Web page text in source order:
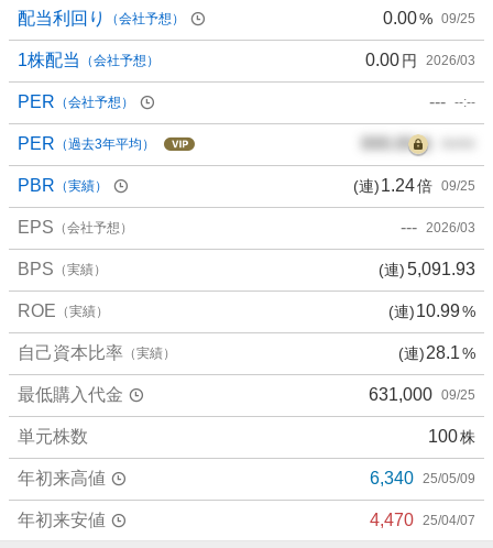
配当利回り （会社予想） 0.00% 09/25
1株配当 （会社予想） 0.00円 2026/03
PER （会社予想） --- --:--
PER （過去3年平均） 000.00倍
PBR （実績） (連)1.24倍 09/25
EPS （会社予想） --- 2026/03
BPS （実績） (連)5,091.93
ROE （実績） (連)10.99%
自己資本比率 （実績） (連)28.1%
最低購入代金 631,000 09/25
単元株数 100株
年初来高値 6,340 25/05/09
年初来安値 4,470 25/04/07